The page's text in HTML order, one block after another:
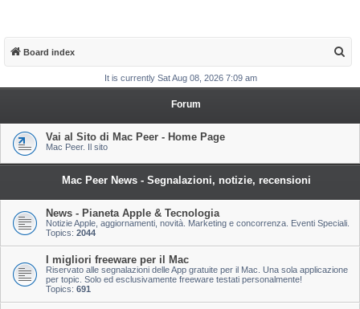
Board index
a
It is currently Sat Aug 08, 2026 7:09 am
Forum
Vai al Sito di Mac Peer - Home Page
Mac Peer. Il sito
Mac Peer News - Segnalazioni, notizie, recensioni
News - Pianeta Apple & Tecnologia
Notizie Apple, aggiornamenti, novità. Marketing e concorrenza. Eventi Speciali.
Topics: 2044
I migliori freeware per il Mac
Riservato alle segnalazioni delle App gratuite per il Mac. Una sola applicazione
per topic. Solo ed esclusivamente freeware testati personalmente!
Topics: 691